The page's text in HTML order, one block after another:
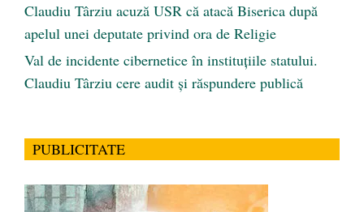
Claudiu Târziu acuză USR că atacă Biserica după
apelul unei deputate privind ora de Religie
Val de incidente cibernetice în instituțiile statului.
Claudiu Târziu cere audit și răspundere publică
PUBLICITATE